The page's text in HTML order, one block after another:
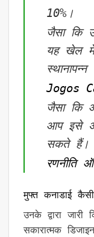
10%।
जैसा कि
यह खेल में
Jogos
जैसा कि
आप इसे
सकते हैं।
रणनीति
मुफ्त कनाडाई
उनके द्वारा
सकारात्मक